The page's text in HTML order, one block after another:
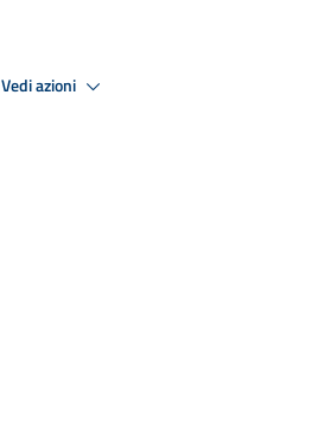
Vedi azioni